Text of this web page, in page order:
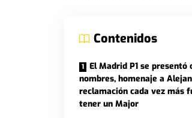
Contenidos
El Madrid P1 se presentó
nombres, homenaje a
reclamación cada vez más
tener un Major